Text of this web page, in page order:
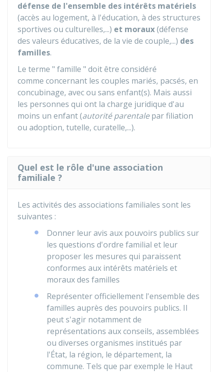
défense de l'ensemble des intérêts matériels
(accès au logement, à l'éducation, à des structures
sportives ou culturelles,...) et moraux(défense
des valeurs éducatives, de la vie de couple,...) des
familles.
Le terme " famille " doit être considéré
comme concernant les couples mariés, pacsés, en
concubinage, avec ou sans enfant(s). Mais aussi
les personnes qui ont la charge juridique d'au
moins un enfant (autorité parentalepar filiation
ou adoption, tutelle, curatelle,...).
Quel est le rôle d'une association
familiale ?
Les activités des associations familiales sont les
suivantes :
Donner leur avis aux pouvoirs publics sur
les questions d'ordre familial et leur
proposer les mesures qui paraissent
conformes aux intérêts matériels et
moraux des familles
Représenter officiellement l'ensemble des
familles auprès des pouvoirs publics. Il
peut s'agir notamment de
représentations aux conseils, assemblées
ou diverses organismes institués par
l'État, la région, le département, la
commune. Tels que par exemple le Haut